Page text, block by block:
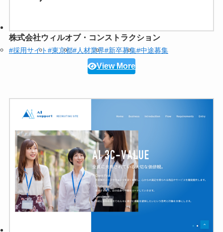
株式会社ウィルオブ・コンストラクション
#採用サイト#東京都#人材業界#新卒募集#中途募集
View More